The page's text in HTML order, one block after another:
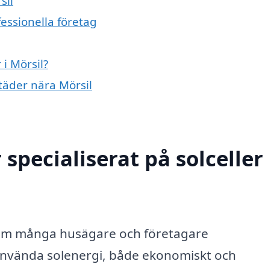
företag
Mörsil?
nära Mörsil
på solceller
många husägare och företagare
solenergi, både ekonomiskt och